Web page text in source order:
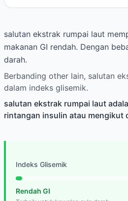
salutan ekstrak rumpai laut
makanan GI rendah. Dengan
darah.
Berbanding other lain, salutan
dalam indeks glisemik.
salutan ekstrak rumpai laut
rintangan insulin atau mengikut
Indeks Glisemik
Rendah GI